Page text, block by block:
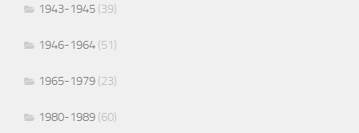
1943-1945 (39)
1946-1964 (51)
1965-1979 (23)
1980-1989 (60)